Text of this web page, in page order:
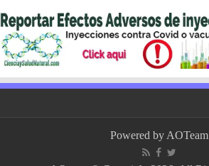
Powered by AOTeam